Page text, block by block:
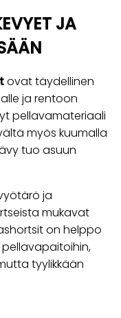
JA
ovat täydellinen
ja rentoon
pellavamateriaali
myös kuumalla
tuo asuun
ja
mukavat
on helppo
tyylikkään